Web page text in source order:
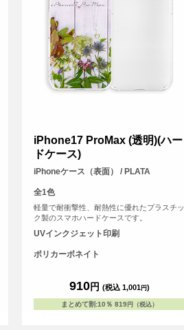
iPhone17 ProMax (透明)(ハー
ドケース)
iPhoneケース（表面） / PLATA
全1色
軽量で耐衝撃性、耐熱性に優れたプラスチッ
ク製のスマホハードケースです。
UVインクジェット印刷
ポリカーボネイト
910円 (税込 1,001 円)
まとめて割:10％ 819 円（税込）